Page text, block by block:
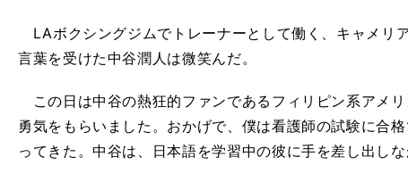
LAボクシングジムでトレーナーとして働く、キャメリ
言葉を受けた中谷潤人は微笑んだ。
この日は中谷の熱狂的ファンであるフィリピン系アメリ
勇気をもらいました。おかげで、僕は看護師の試験に合
ってきた。中谷は、日本語を学習中の彼に手を差し出し